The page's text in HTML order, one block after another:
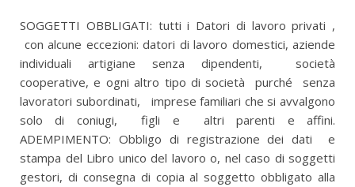
SOGGETTI OBBLIGATI: tutti i Datori di lavoro privati ,
con alcune eccezioni: datori di lavoro domestici, aziende
individuali artigiane senza dipendenti, società
cooperative, e ogni altro tipo di società purché senza
lavoratori subordinati, imprese familiari che si avvalgono
solo di coniugi, figli e altri parenti e affini.
ADEMPIMENTO: Obbligo di registrazione dei dati e
stampa del Libro unico del lavoro o, nel caso di soggetti
gestori, di consegna di copia al soggetto obbligato alla